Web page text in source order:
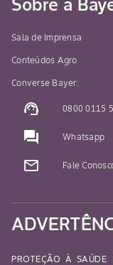
Sobre a
Sala de Imprensa
Conteúdos Agro
Converse Bayer:
support_agent 0800 0115
question_answer Whatsapp
mail_outline Fale
PROTEÇÃO À